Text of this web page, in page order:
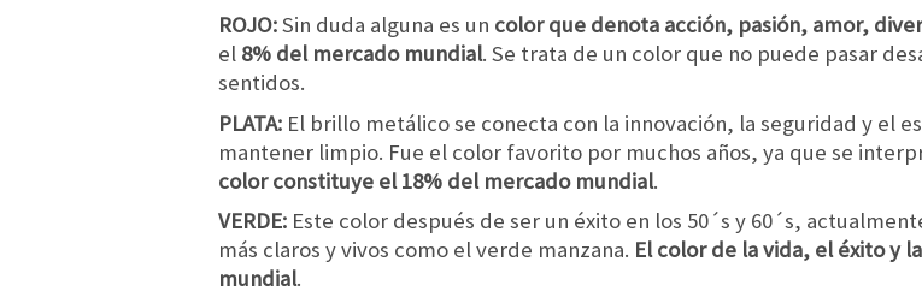
ROJO:Sin duda alguna es un color que denota acción, pasión, amor,
el 8% del mercado mundial. Se trata de un color que no puede pasar
sentidos.
PLATA: El brillo metálico se conecta con la innovación, la seguridad y el
mantener limpio. Fue el color favorito por muchos años, ya que se
color constituye el 18% del mercado mundial.
VERDE: Este color después de ser un éxito en los 50´s y 60´s,
más claros y vivos como el verde manzana. El color de la vida, el éxito y
mundial.